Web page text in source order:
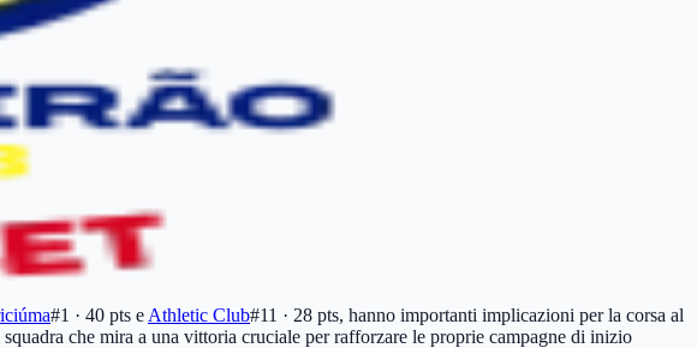
#1 · 40 pts e Athletic Club#11 · 28 pts, hanno importanti implicazioni per la corsa al
che mira a una vittoria cruciale per rafforzare le proprie campagne di inizio